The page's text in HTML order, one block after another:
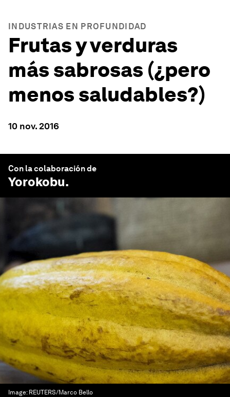
INDUSTRIAS EN PROFUNDIDAD
Frutas y verduras
más sabrosas (¿pero
menos saludables?)
10 nov. 2016
Con la colaboración de
Yorokobu.
Image: REUTERS/Marco Bello